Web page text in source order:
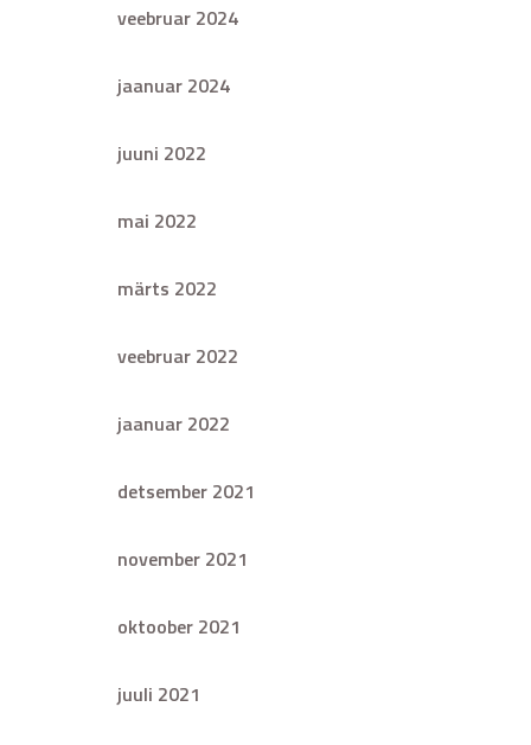
veebruar 2024
jaanuar 2024
juuni 2022
mai 2022
märts 2022
veebruar 2022
jaanuar 2022
detsember 2021
november 2021
oktoober 2021
juuli 2021